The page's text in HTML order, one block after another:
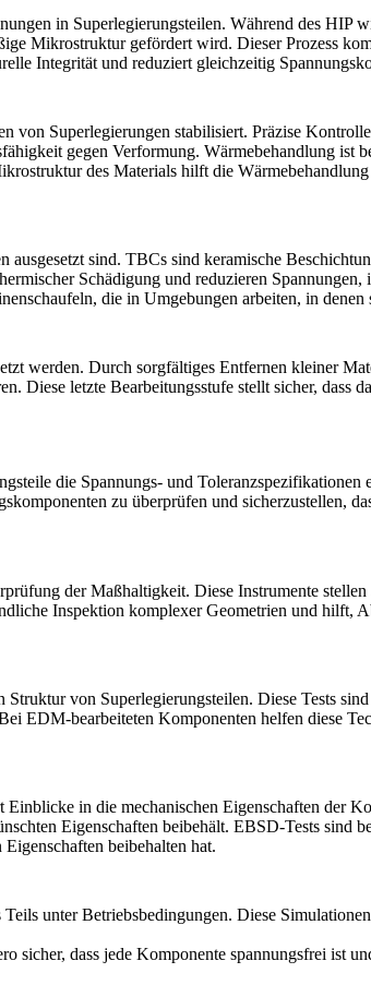
in Superlegierungsteilen. Während des HIP
Mikrostruktur gefördert wird. Dieser Prozess
Integrität und reduziert gleichzeitig
von Superlegierungen stabilisiert. Präzise
gegen Verformung. Wärmebehandlung ist
des Materials hilft die
sind. TBCs sind keramische
Schädigung und reduzieren
die in Umgebungen arbeiten, in
werden. Durch sorgfältiges Entfernen kleiner
Diese letzte Bearbeitungsstufe stellt sicher, dass
die Spannungs- und
zu überprüfen und sicherzustellen,
der Maßhaltigkeit. Diese Instrumente
Inspektion komplexer Geometrien und hilft,
von Superlegierungsteilen. Diese Tests
EDM-bearbeiteten Komponenten helfen diese
in die mechanischen Eigenschaften der
Eigenschaften beibehält. EBSD-Tests sind
beibehalten hat.
unter Betriebsbedingungen. Diese
dass jede Komponente spannungsfrei ist